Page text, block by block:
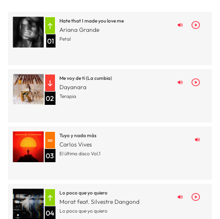
01
Hate that I made you love me
Ariana Grande
Petal
02
Me voy de ti (La cumbia)
Dayanara
Terapia
03
Tuyo y nada más
Carlos Vives
El último disco Vol.1
04
Lo poco que yo quiero
Morat feat. Silvestre Dangond
Lo poco que yo quiero